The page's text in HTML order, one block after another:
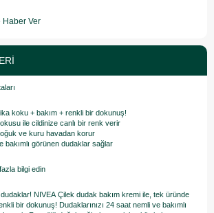
Haber Ver
koku + bakım + renkli bir dokunuş!
ile cildinize canlı bir renk verir
ve kuru havadan korur
bakımlı görünen dudaklar sağlar
bilgi edin
NIVEA Çilek dudak bakım kremi ile, tek üründe
bir dokunuş! Dudaklarınızı 24 saat nemli ve bakımlı